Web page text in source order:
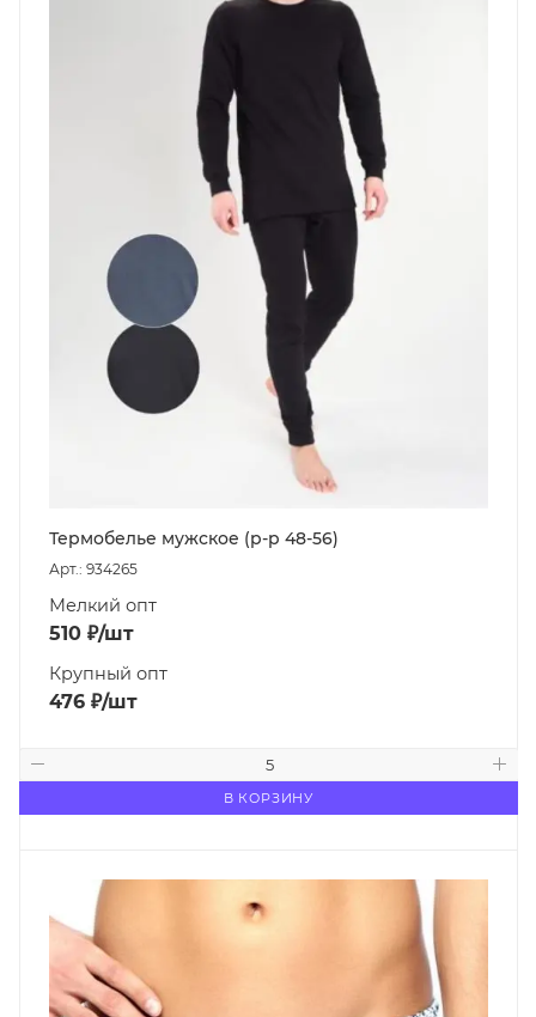
Термобелье мужское (р-р 48-56)
Арт.: 934265
Мелкий опт
510 ₽/шт
Крупный опт
476 ₽/шт
В КОРЗИНУ